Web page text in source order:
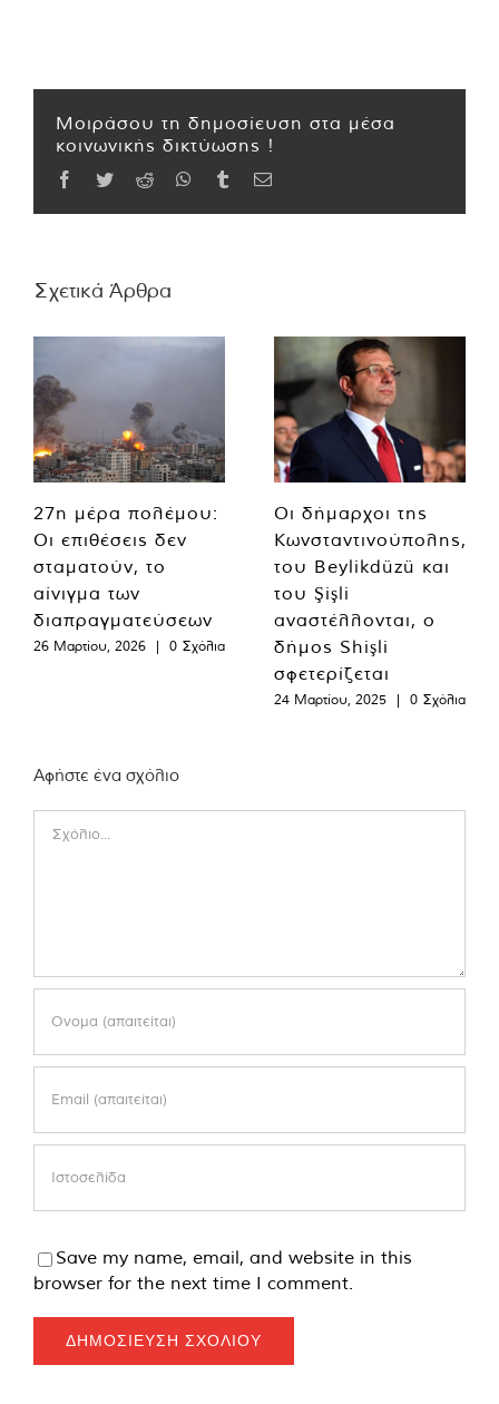
Μοιράσου τη δημοσίευση στα μέσα
κοινωνικής δικτύωσης !
Facebook
TwitterReddit WhatsApp
TumblrEmail
Σχετικά Άρθρα
27η μέρα πολέμου:
Οι επιθέσεις δεν
σταματούν, το
αίνιγμα των
διαπραγματεύσεων
26 Μαρτίου, 2026 | 0 Σχόλια
Οι δήμαρχοι της
Κωνσταντινούπολης,
του Beylikdüzü και
του Şişli
αναστέλλονται, ο
δήμος Shişli
σφετερίζεται
24 Μαρτίου, 2025 | 0 Σχόλια
Αφήστε ένα σχόλιο
Save my name, email, and website in this
browser for the next time I comment.